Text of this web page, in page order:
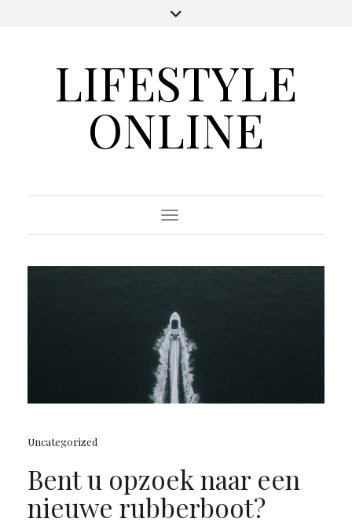
LIFESTYLE
ONLINE
Toggle Navigation
Uncategorized
Bent u opzoek naar een
nieuwe rubberboot?